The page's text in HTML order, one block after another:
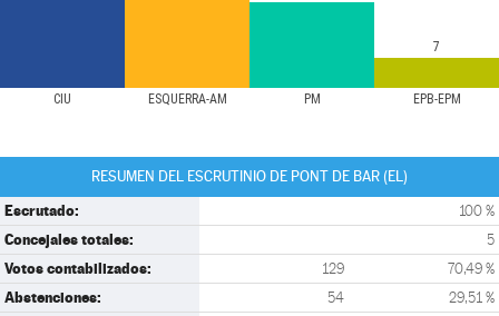
CIU ESQUERRA-AM PM EPB-EPM
7
RESUMEN DEL ESCRUTINIO DE PONT DE BAR (EL)
Escrutado: 100 %
Concejales totales: 5
Votos contabilizados: 129 70,49 %
Abstenciones: 54 29,51 %